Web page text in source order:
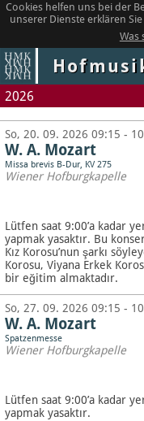
Cookies helfen uns bei der
unserer Dienste erklären
Was
2026
So, 20. 09. 2026 09:15 -
W. A. Mozart
Missa brevis B-Dur, KV 275
Wiener Hofburgkapelle
Lütfen saat 9:00’a kadar
yapmak yasaktır. Bu
Kız Korosu’nun şarkı
Korosu, Viyana Erkek
bir eğitim almaktadır.
So, 27. 09. 2026 09:15 -
W. A. Mozart
Spatzenmesse
Wiener Hofburgkapelle
Lütfen saat 9:00’a kadar
yapmak yasaktır.